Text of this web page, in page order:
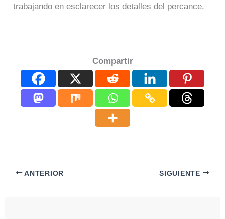
trabajando en esclarecer los detalles del percance.
Compartir
ANTERIOR SIGUIENTE